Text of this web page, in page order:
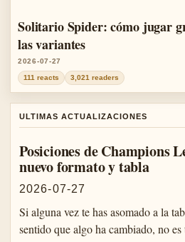
Solitario Spider: cómo jugar
las variantes
2026-07-27
111 reacts 3,021 readers
ULTIMAS ACTUALIZACIONES
Posiciones de Champions
nuevo formato y tabla
2026-07-27
Si alguna vez te has asomado a la
sentido que algo ha cambiado, no